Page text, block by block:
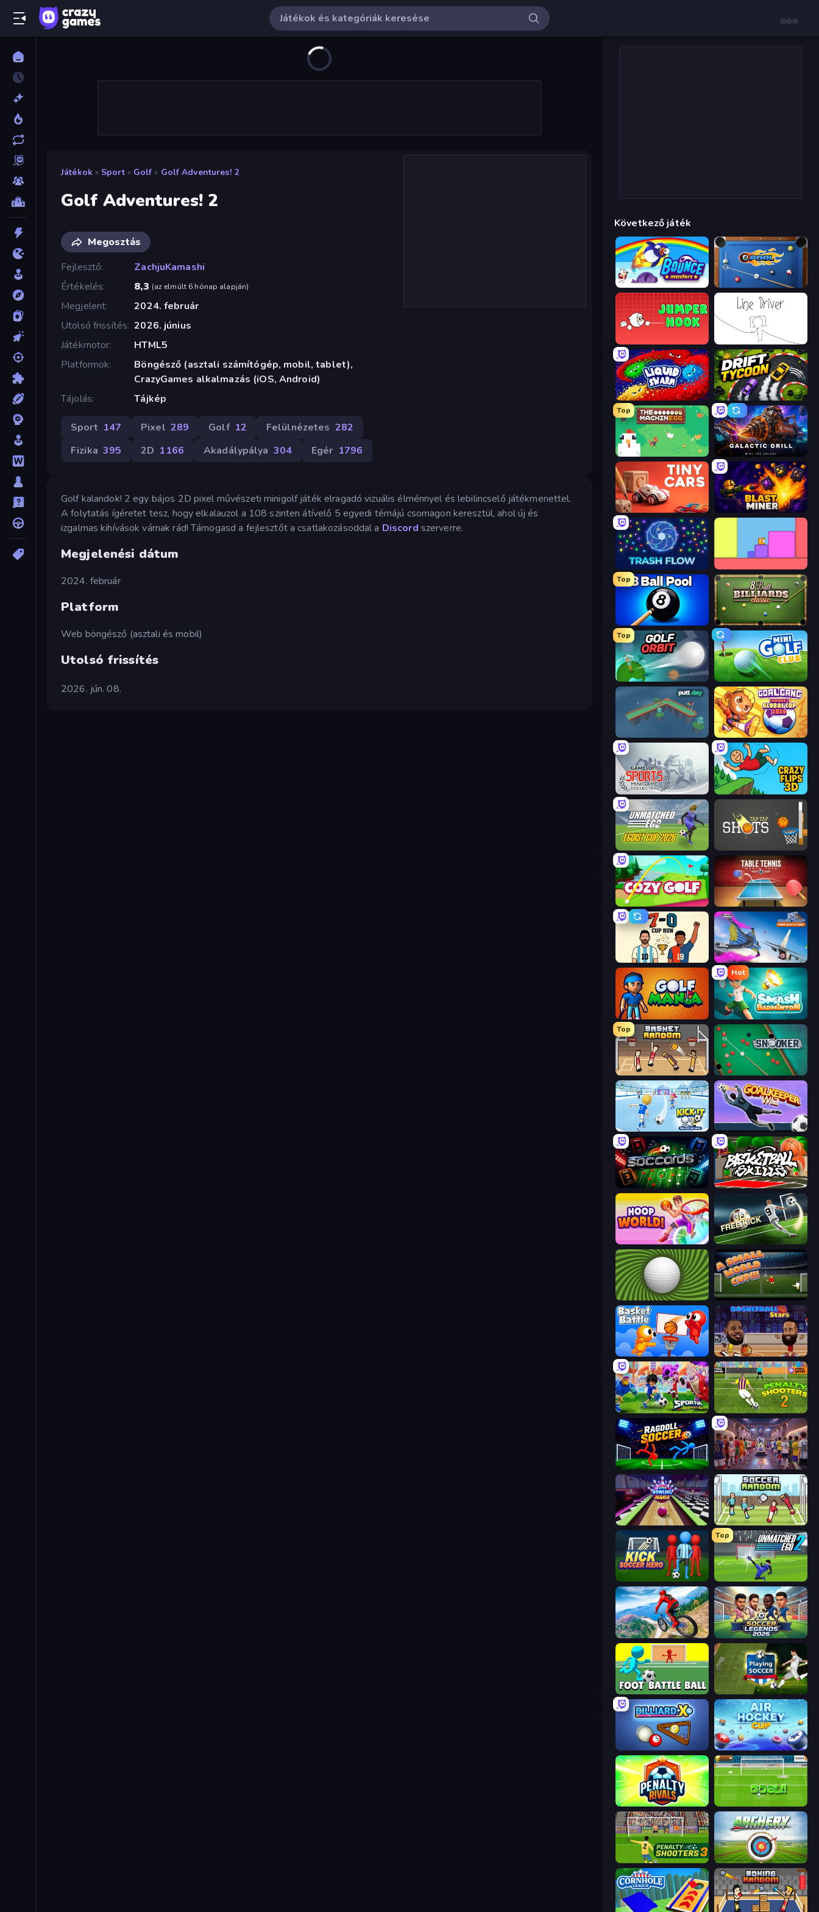
Játékok » Sport » Golf » Golf Adventures! 2
Golf Adventures! 2
Megosztás
Fejlesztő
ZachjuKamashi
Értékelés
8,3 (az elmúlt 6 hónap alapján)
Megjelent
2024. február
Utolsó frissítés 2026. június
Játékmotor
HTML5
Platformok
Böngésző (asztali számítógép, mobil, tablet),
CrazyGames alkalmazás (iOS, Android)
Tájolás
Tájkép
Sport 147 Pixel 289 Golf 12 Felülnézetes 282
Fizika 395 2D 1166 Akadálypálya 304 Egér 1796
Golf kalandok! 2 egy bájos 2D pixel művészeti minigolf játék elragadó vizuális élménnyel és lebilincselő játékmenettel.
A folytatás ígéretet tesz, hogy elkalauzol a 108 szinten átívelő 5 egyedi témájú csomagon keresztül, ahol új és
izgalmas kihívások várnak rád! Támogasd a fejlesztőt a csatlakozásoddal a Discord szerverre.
Megjelenési dátum
2024. február
Platform
Web böngésző (asztali és mobil)
Utolsó frissítés
2026. jún. 08.
Következő játék
Bouncemasters 8 Ball Pool
Liquid Swarm Drift Tycoon
Top
The MachinEGG Galactic Drill
Tiny Cars Blast Miner
Trash Flow
Top
8 Ball Billiards Classic
Top
Golf Orbit Mini Golf Club
Goal Gang
Gameloft Sports Minigame Collection Crazy Flips 3D
Cozy Golf Table Tennis World Tour
Base Jump Wing Suit Flying
Golf Mania
Hot
Smash Badminton
Top
Basket Random Snooker
Kick It – Fun Soccer Game Goalkeeper Wiz
Soccards Basketball Skills
Hoop World 3D Free Kick Classic (3D Free Kick)
The Speedy Golf A Small World Cup
Basket Battle Basketball Stars
Sportia Football Cup Penalty Shooters 2
Ragdoll Soccer 2 Players CG FC 26
Super Bowling Mania Soccer Random
Kick Soccer Hero
Top
Unmatched Ego 2
Riders Downhill Racing Soccer Legends 2026
Foot Battle Ball Playing Soccer
BilliardX Air Hockey Cup
Penalty Rivals
Penalty Shooters 3 Archery World Tour